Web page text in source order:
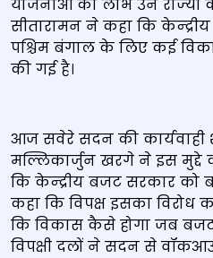
योजनाओं का लाभ उन राज्‍यों
सीतारामन ने कहा कि
पश्चिम बंगाल के लिए कई
की गई है।
आज सवेरे सदन की कार्यवाही
मल्लिकार्जुन खरगे ने इस मुद्दे
कि केन्‍द्रीय बजट सरकार को
कहा कि विपक्ष इसका विरोध
कि विकास कैसे होगा जब
विपक्षी दलों ने सदन से